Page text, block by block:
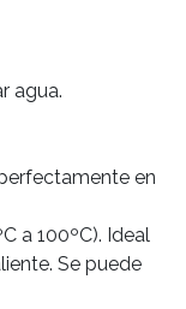
agua.
en
a 100ºC). Ideal
Se puede